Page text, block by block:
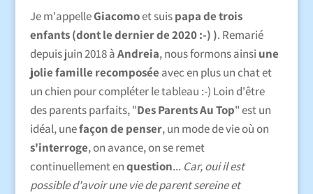
Je m'appelleGiacomoet suispapa de trois
enfants (dont le dernier de 2020 :-) ). Remarié
depuis juin 2018 àAndreia, nous formons ainsi une
jolie famille recomposée avec en plus un chat et
un chien pour compléter le tableau :-) Loin d'être
des parents parfaits, "Des Parents Au Top" est un
idéal, unefaçon de penser, un mode de vie où on
s'interroge, on avance, on se remet
continuellement enquestion... Car, oui il est
possible d'avoir une vie de parent sereine et